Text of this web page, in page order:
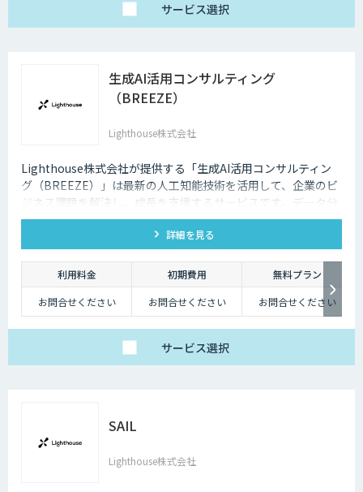
サービス選択
生成AI活用コンサルティング
（BREEZE）
Lighthouse株式会社
Lighthouse株式会社が提供する「生成AI活用コンサルティン
グ（BREEZE）」は最新の人工知能技術を活用して、企業のビ
ジネス課題を解決し、成長を支援するサービスです。データ分
析、業務自動化、予測分析、カスタマーエクスペリエンスの向
上など、幅広いソリューションを提供します。貴社事業の実態
に合わせたAI活用戦略を構築し、競争力を高めます。
詳細を見る
利用料金 初期費用
無料プラン
お問合せください
お問合せください お問合せください
サービス選択
SAIL
Lighthouse株式会社